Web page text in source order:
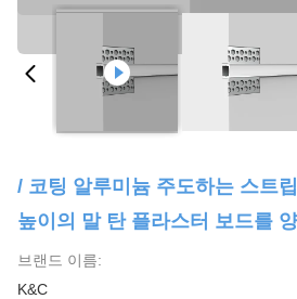
/ 코팅 알루미늄 주도하는 스트
높이의 말 탄 플라스터 보드를
브랜드 이름:
K&C